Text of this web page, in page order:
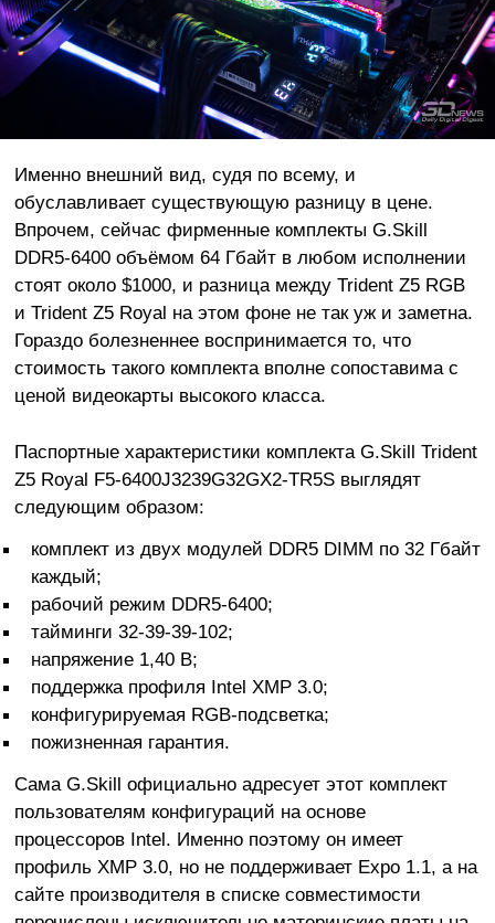
Именно внешний вид, судя по всему, и
обуславливает существующую разницу в цене.
Впрочем, сейчас фирменные комплекты G.Skill
DDR5-6400 объёмом 64 Гбайт в любом исполнении
стоят около $1000, и разница между Trident Z5 RGB
и Trident Z5 Royal на этом фоне не так уж и заметна.
Гораздо болезненнее воспринимается то, что
стоимость такого комплекта вполне сопоставима с
ценой видеокарты высокого класса.
Паспортные характеристики комплекта G.Skill Trident
Z5 Royal F5-6400J3239G32GX2-TR5S выглядят
следующим образом:
комплект из двух модулей DDR5 DIMM по 32 Гбайт
каждый;
рабочий режим DDR5-6400;
тайминги 32-39-39-102;
напряжение 1,40 В;
поддержка профиля Intel XMP 3.0;
конфигурируемая RGB-подсветка;
пожизненная гарантия.
Сама G.Skill официально адресует этот комплект
пользователям конфигураций на основе
процессоров Intel. Именно поэтому он имеет
профиль XMP 3.0, но не поддерживает Expo 1.1, а на
сайте производителя в списке совместимости